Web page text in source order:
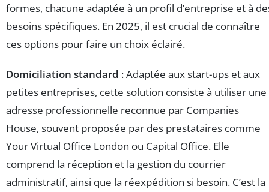
formes, chacune adaptée à un profil d’entreprise et à
besoins spécifiques. En 2025, il est crucial de connaître
ces options pour faire un choix éclairé.
Domiciliation standard : Adaptée aux start-ups et aux
petites entreprises, cette solution consiste à utiliser une
adresse professionnelle reconnue par Companies
House, souvent proposée par des prestataires comme
Your Virtual Office London ou Capital Office. Elle
comprend la réception et la gestion du courrier
administratif, ainsi que la réexpédition si besoin. C’est la